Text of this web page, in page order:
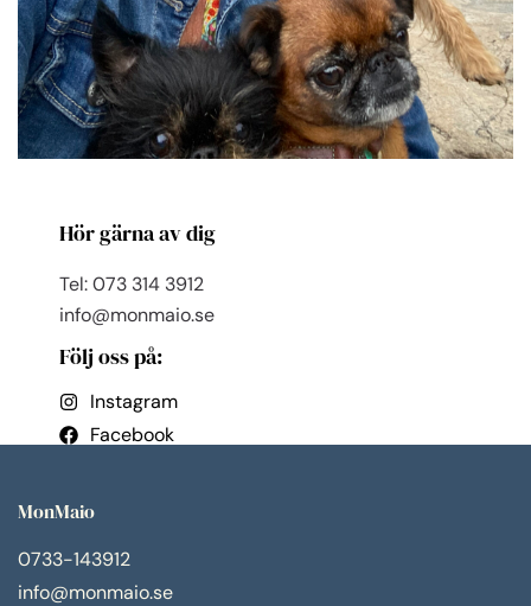
Hör gärna av dig
Tel: 073 314 3912
info@monmaio.se
Följ oss på:
Instagram
Facebook
MonMaio
0733-143912
info@monmaio.se